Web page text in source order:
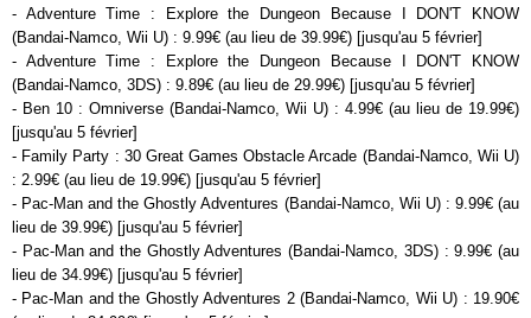
- Adventure Time : Explore the Dungeon Because I DON'T KNOW
(Bandai-Namco, Wii U) : 9.99€ (au lieu de 39.99€) [jusqu'au 5 février]
- Adventure Time : Explore the Dungeon Because I DON'T KNOW
(Bandai-Namco, 3DS) : 9.89€ (au lieu de 29.99€) [jusqu'au 5 février]
- Ben 10 : Omniverse (Bandai-Namco, Wii U) : 4.99€ (au lieu de 19.99€)
[jusqu'au 5 février]
- Family Party : 30 Great Games Obstacle Arcade (Bandai-Namco, Wii U)
: 2.99€ (au lieu de 19.99€) [jusqu'au 5 février]
- Pac-Man and the Ghostly Adventures (Bandai-Namco, Wii U) : 9.99€ (au
lieu de 39.99€) [jusqu'au 5 février]
- Pac-Man and the Ghostly Adventures (Bandai-Namco, 3DS) : 9.99€ (au
lieu de 34.99€) [jusqu'au 5 février]
- Pac-Man and the Ghostly Adventures 2 (Bandai-Namco, Wii U) : 19.90€